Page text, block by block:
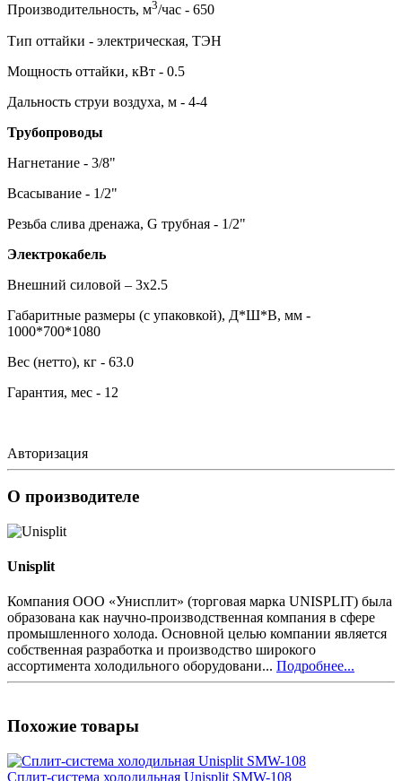
Производительность, м3/час - 650
Тип оттайки - электрическая, ТЭН
Мощность оттайки, кВт - 0.5
Дальность струи воздуха, м - 4-4
Трубопроводы
Нагнетание - 3/8"
Всасывание - 1/2"
Резьба слива дренажа, G трубная - 1/2"
Электрокабель
Внешний силовой – 3х2.5
Габаритные размеры (с упаковкой), Д*Ш*В, мм -
1000*700*1080
Вес (нетто), кг - 63.0
Гарантия, мес - 12
Авторизация
О производителе
Unisplit
Компания ООО «Унисплит» (торговая марка UNISPLIT) была
образована как научно-производственная компания в сфере
промышленного холода. Основной целью компании является
собственная разработка и производство широкого
ассортимента холодильного оборудовани... Подробнее...
Похожие товары
Сплит-система холодильная Unisplit SMW-108